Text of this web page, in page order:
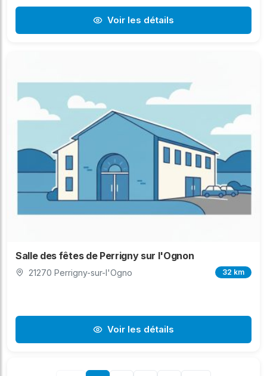
Voir les détails
Salle des fêtes de Perrigny sur l'Ognon
21270 Perrigny-sur-l'Ogno 32 km
Voir les détails